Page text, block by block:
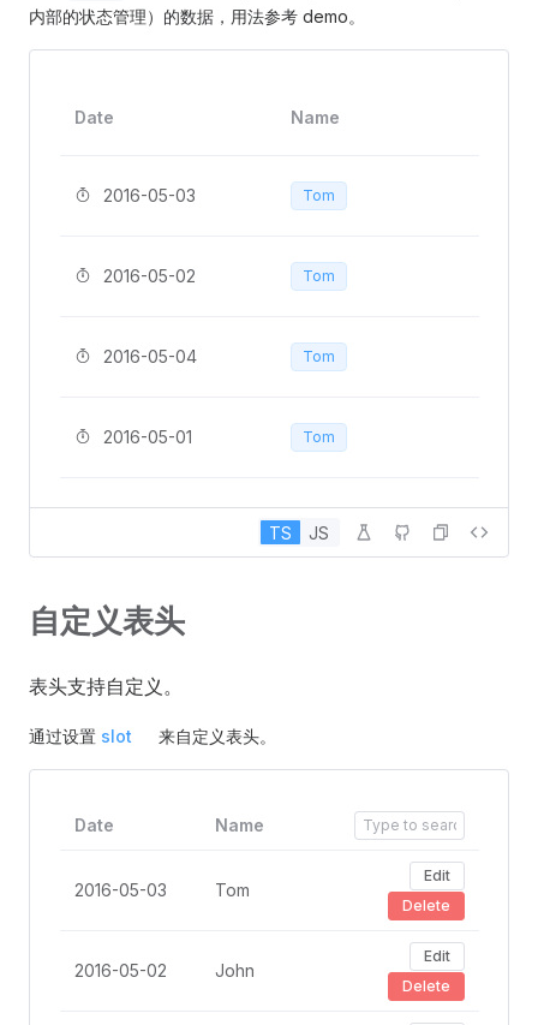
内部的状态管理）的数据，用法参考 demo。
Date Name
2016-05-03 Tom
2016-05-02 Tom
2016-05-04 Tom
2016-05-01 Tom
TS JS
自定义表头
表头支持自定义。
通过设置 slot 来自定义表头。
Date Name
2016-05-03 Tom
Edit
Delete
2016-05-02 John
Edit
Delete